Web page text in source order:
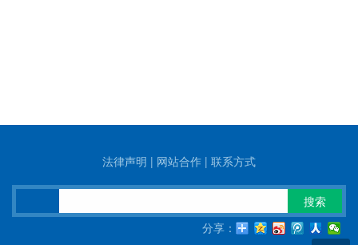
法律声明 | 网站合作 | 联系方式
搜索
分享：